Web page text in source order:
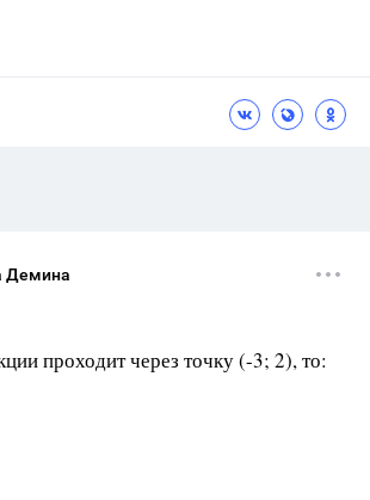
Демина
проходит через точку (-3; 2), то: